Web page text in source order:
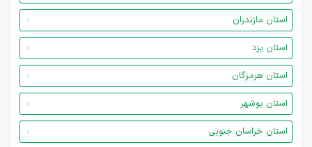
استان مازندران
استان یزد
استان هرمزگان
استان بوشهر
استان خراسان جنوبی